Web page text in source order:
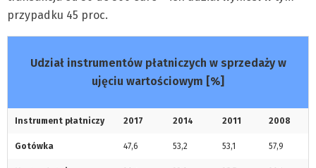
przypadku 45 proc.
Udział instrumentów płatniczych w sprzedaży w
ujęciu wartościowym [%]
Instrument płatniczy 2017 2014 2011 2008
Gotówka 47,6 53,2 53,1 57,9